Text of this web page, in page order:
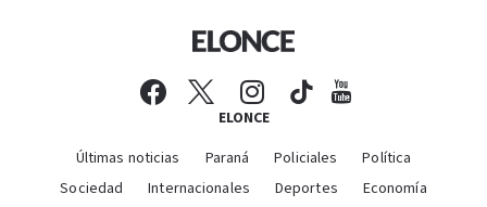
ELONCE
Últimas noticias Paraná Policiales
Política
Sociedad
Internacionales Deportes
Economía